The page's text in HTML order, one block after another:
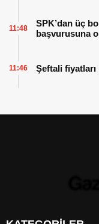
SPK’dan üç
başvurusuna
11:48
Şeftali fiyatları
11:46